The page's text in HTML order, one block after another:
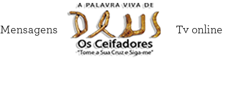
Mensagens Tv online